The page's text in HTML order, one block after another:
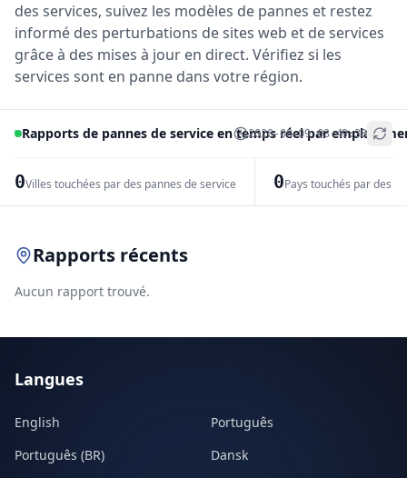
des services, suivez les modèles de pannes et restez
informé des perturbations de sites web et de services
grâce à des mises à jour en direct. Vérifiez si les
services sont en panne dans votre région.
Rapports de pannes de service en temps réel par
2026-08-09 03:49:38
0Villes touchées par des pannes de service 0Pays touchés par des
+
Rapports récents
Aucun rapport trouvé.
Langues
English
Português
Português (BR)
Dansk